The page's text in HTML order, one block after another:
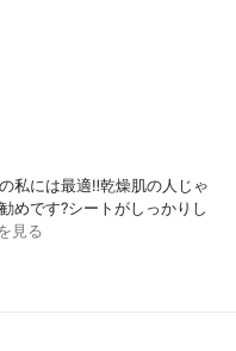
私には最適‼️乾燥肌の人じゃ
めです?シートがしっかりし
見る